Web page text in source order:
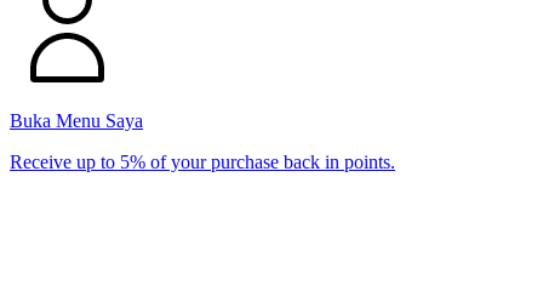
Buka Menu Saya
Receive up to 5% of your purchase back in points.